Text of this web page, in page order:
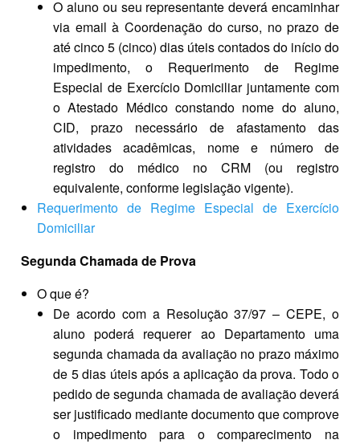
O aluno ou seu representante deverá encaminhar
via email à Coordenação do curso, no prazo de
até cinco 5 (cinco) dias úteis contados do início do
impedimento, o Requerimento de Regime
Especial de Exercício Domiciliar juntamente com
o Atestado Médico constando nome do aluno,
CID, prazo necessário de afastamento das
atividades acadêmicas, nome e número de
registro do médico no CRM (ou registro
equivalente, conforme legislação vigente).
Requerimento de Regime Especial de Exercício
Domiciliar
Segunda Chamada de Prova
O que é?
De acordo com a Resolução 37/97 – CEPE, o
aluno poderá requerer ao Departamento uma
segunda chamada da avaliação no prazo máximo
de 5 dias úteis após a aplicação da prova. Todo o
pedido de segunda chamada de avaliação deverá
ser justificado mediante documento que comprove
o impedimento para o comparecimento na